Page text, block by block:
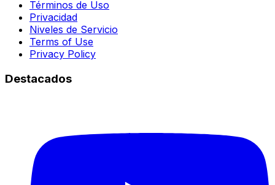
Términos de Uso
Privacidad
Niveles de Servicio
Terms of Use
Privacy Policy
Destacados